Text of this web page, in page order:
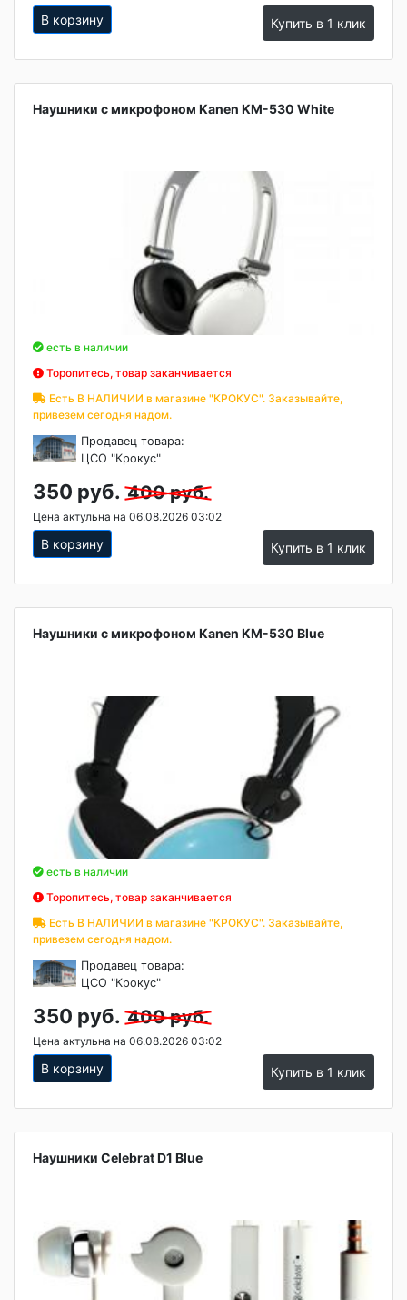
В корзину Купить в 1 клик
Наушники с микрофоном Kanen KM-530 White
есть в наличии
Торопитесь, товар заканчивается
Есть В НАЛИЧИИ в магазине "КРОКУС". Заказывайте,
привезем сегодня надом.
Продавец товара:
ЦСО "Крокус"
350 руб. 400 руб.
Цена актульна на 06.08.2026 03:02
В корзину Купить в 1 клик
Наушники с микрофоном Kanen KM-530 Blue
есть в наличии
Торопитесь, товар заканчивается
Есть В НАЛИЧИИ в магазине "КРОКУС". Заказывайте,
привезем сегодня надом.
Продавец товара:
ЦСО "Крокус"
350 руб. 400 руб.
Цена актульна на 06.08.2026 03:02
В корзину Купить в 1 клик
Наушники Celebrat D1 Blue